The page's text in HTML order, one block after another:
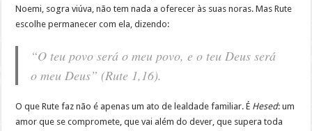
Noemi, sogra viúva, não tem nada a oferecer às suas noras. Mas Rute
escolhe permanecer com ela, dizendo:
“O teu povo será o meu povo, e o teu Deus será
o meu Deus” (Rute 1,16).
O que Rute faz não é apenas um ato de lealdade familiar. É Hesed: um
amor que se compromete, que vai além do dever, que supera toda